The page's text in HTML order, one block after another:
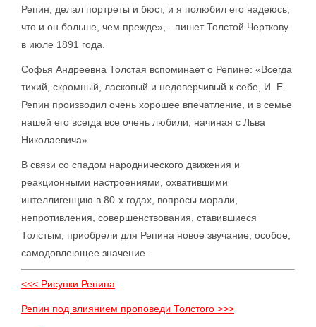
Репин, делал портреты и бюст, и я полюбил его надеюсь,
что и он больше, чем прежде», - пишет Толстой Черткову
в июле 1891 года.
Софья Андреевна Толстая вспоминает о Репине: «Всегда
тихий, скромный, ласковый и недоверчивый к себе, И. Е.
Репин производил очень хорошее впечатление, и в семье
нашей его всегда все очень любили, начиная с Льва
Николаевича».
В связи со спадом народнического движения и
реакционными настроениями, охватившими
интеллигенцию в 80-х годах, вопросы морали,
непротивления, совершенствования, ставившиеся
Толстым, приобрели для Репина новое звучание, особое,
самодовлеющее значение.
<<< Рисунки Репина
Репин под влиянием проповеди Толстого >>>